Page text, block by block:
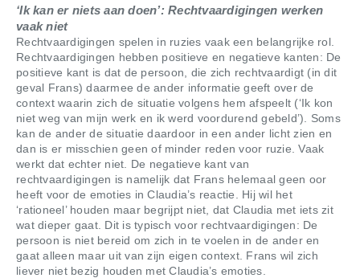
‘Ik kan er niets aan doen’: Rechtvaardigingen werken
vaak niet
Rechtvaardigingen spelen in ruzies vaak een belangrijke rol.
Rechtvaardigingen hebben positieve en negatieve kanten: De
positieve kant is dat de persoon, die zich rechtvaardigt (in dit
geval Frans) daarmee de ander informatie geeft over de
context waarin zich de situatie volgens hem afspeelt (‘Ik kon
niet weg van mijn werk en ik werd voordurend gebeld’). Soms
kan de ander de situatie daardoor in een ander licht zien en
dan is er misschien geen of minder reden voor ruzie. Vaak
werkt dat echter niet. De negatieve kant van
rechtvaardigingen is namelijk dat Frans helemaal geen oor
heeft voor de emoties in Claudia’s reactie. Hij wil het
‘rationeel’ houden maar begrijpt niet, dat Claudia met iets zit
wat dieper gaat. Dit is typisch voor rechtvaardigingen: De
persoon is niet bereid om zich in te voelen in de ander en
gaat alleen maar uit van zijn eigen context. Frans wil zich
liever niet bezig houden met Claudia’s emoties.